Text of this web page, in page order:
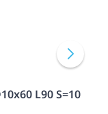
L90 S=10